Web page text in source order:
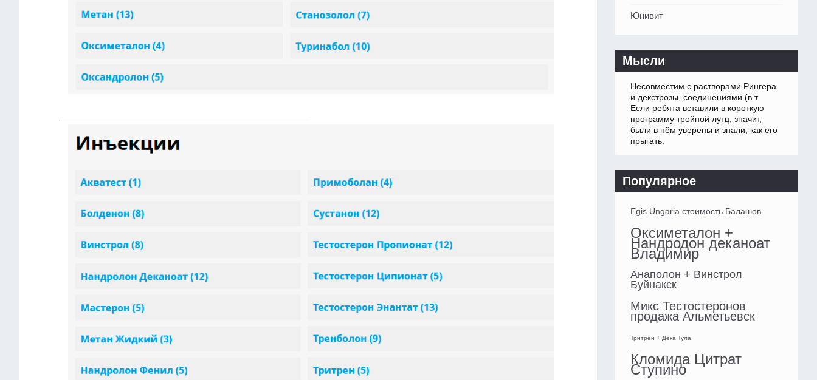
Юнивит
Мысли
Несовместим с растворами Рингера
и декстрозы, соединениями (в т.
Если ребята вставили в короткую
программу тройной лутц, значит,
были в нём уверены и знали, как его
прыгать.
Популярное
Egis Ungaria стоимость Балашов
Оксиметалон +
Нандродон деканоат
Владимир
Анаполон + Винстрол
Буйнакск
Микс Тестостеронов
продажа Альметьевск
Тритрен + Дека Тула
Кломида Цитрат
Ступино